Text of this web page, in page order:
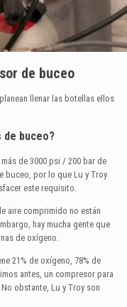
de buceo
llenar las botellas ellos
de buceo?
de 3000 psi / 200 bar de
buceo, por lo que Lu y Troy
este requisito.
aire comprimido no están
hay mucha gente que
de oxígeno.
21% de oxígeno, 78% de
antes, un compresor para
obstante, Lu y Troy son